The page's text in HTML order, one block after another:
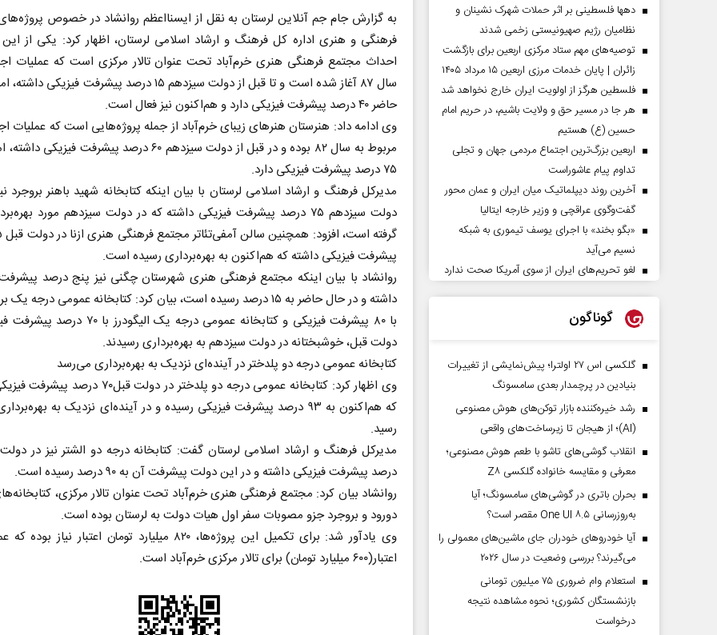
به گزارش جام جم آنلاین لرستان به نقل از ایسنااعظم روانشاد در خصوص
فرهنگی و هنری اداره کل فرهنگ و ارشاد اسلامی لرستان، اظهار کرد: یکی از این
احداث مجتمع فرهنگی هنری خرم‌آباد تحت عنوان تالار مرکزی است که عملیات
سال ۸۷ آغاز شده است و تا قبل از دولت سیزدهم ۱۵ درصد پیشرفت
حاضر ۴۰ درصد پیشرفت فیزیکی دارد و هم‌اکنون نیز فعال است.
وی ادامه داد: هنرستان هنرهای زیبای خرم‌آباد از جمله پروژه‌هایی است که عملیات
مربوط به سال ۸۲ بوده و در قبل از دولت سیزدهم ۶۰ درصد پیشرفت
۷۵ درصد پیشرفت فیزیکی دارد.
مدیرکل فرهنگ و ارشاد اسلامی لرستان با بیان اینکه کتابخانه شهید باهنر بروجرد
دولت سیزدهم ۷۵ درصد پیشرفت فیزیکی داشته که در دولت سیزدهم مورد
پیشرفت فیزیکی داشته که هم‌اکنون به بهره‌برداری رسیده است.
روانشاد با بیان اینکه مجتمع فرهنگی هنری شهرستان چگنی نیز پنج درصد
داشته و در حال حاضر به ۱۵ درصد رسیده است، بیان کرد: کتابخانه عمومی درجه
با ۸۰ پیشرفت فیزیکی و کتابخانه عمومی درجه یک
دولت قبل، خوشبختانه در دولت سیزدهم به بهره‌برداری رسیدند.
کتابخانه عمومی درجه دو پلدختر در آینده‌ای نزدیک به بهره‌برداری می‌رسد
وی اظهار کرد: کتابخانه عمومی درجه دو پلدختر در دولت
که هم‌اکنون به ۹۳ درصد پیشرفت فیزیکی رسیده و در آینده‌ای نزدیک به
رسید.
درصد پیشرفت فیزیکی داشته و در این دولت پیشرفت آن به ۹۰ درصد رسیده است.
روانشاد بیان کرد: مجتمع فرهنگی هنری خرم‌آباد تحت عنوان تالار مرکزی،
دورود و بروجرد جزو مصوبات سفر اول هیات دولت به لرستان بوده است.
وی یادآور شد: برای تکمیل این پروژه‌ها، ۸۲۰ میلیارد تومان اعتبار
اعتبار(۶۰۰ میلیارد تومان) برای تالار مرکزی خرم‌آباد است.
دهها فلسطینی بر اثر حملات شهرک نشینان و
نظامیان رژیم صهیونیستی زخمی شدند
توصیه‌های مهم ستاد مرکزی اربعین برای بازگشت
زائران | پایان خدمات مرزی اربعین ۱۵ مرداد ۱۴۰۵
فلسطین هرگز از اولویت ایران خارج نخواهد شد
هر جا در مسیر حق و ولایت باشیم، در حریم امام
حسین (ع) هستیم
اربعین بزرگ‌ترین اجتماع مردمی جهان و تجلی
تداوم پیام عاشوراست
آخرین روند دیپلماتیک میان ایران و عمان محور
گفت‌وگوی عراقچی و وزیر خارجه ایتالیا
«بگو بخند» با اجرای یوسف تیموری به شبکه
نسیم می‌آید
لغو تحریم‌های ایران از سوی آمریکا صحت ندارد
گوناگون
گلکسی اس ۲۷ اولترا؛ پیش‌نمایشی از تغییرات
بنیادین در پرچمدار بعدی سامسونگ
رشد خیره‌کننده بازار توکن‌های هوش مصنوعی
(AI)؛ از هیجان تا زیرساخت‌های واقعی
انقلاب گوشی‌های تاشو‌ با طعم هوش مصنوعی؛
معرفی و مقایسه خانواده گلکسی Z۸
بحران باتری در گوشی‌های سامسونگ؛ آیا
به‌روزرسانی One UI ۸.۵ مقصر است؟
آیا خودروهای خودران جای ماشین‌های معمولی را
می‌گیرند؟ بررسی وضعیت در سال ۲۰۲۶
استعلام وام ضروری ۷۵ میلیون تومانی
بازنشستگان کشوری؛ نحوه مشاهده نتیجه
درخواست